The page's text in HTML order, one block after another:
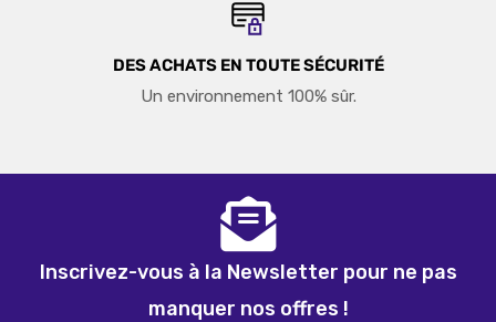
DES ACHATS EN TOUTE SÉCURITÉ
Un environnement 100% sûr.
Inscrivez-vous à la Newsletter pour ne pas
manquer nos offres !